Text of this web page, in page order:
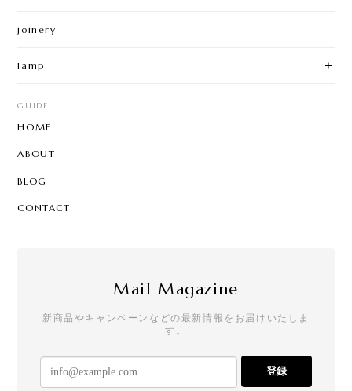
joinery
lamp
GUIDE
HOME
ABOUT
BLOG
CONTACT
Mail Magazine
新商品やキャンペーンなどの最新情報をお届けいたしま
す。
登録